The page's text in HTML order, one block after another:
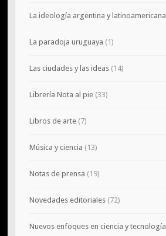
La ideología argentina y latinoamericana
La paradoja uruguaya (1)
Las ciudades y las ideas(14)
Librería Nota al pie(33)
Libros de arte(7)
Música y ciencia (13)
Notas de prensa (19)
Novedades editoriales(72)
Nuevos enfoques en ciencia y tecnología